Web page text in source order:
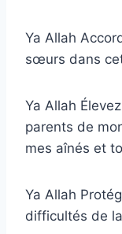
Ya Allah
sœurs dans
Ya Allah
parents de
mes aînés et
Ya Allah
difficultés de